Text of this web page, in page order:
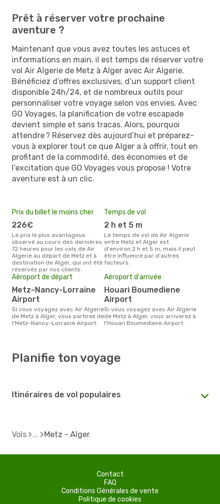
Prêt à réserver votre prochaine
aventure ?
Maintenant que vous avez toutes les astuces et
informations en main, il est temps de réserver votre
vol Air Algerie de Metz à Alger avec Air Algerie.
Bénéficiez d’offres exclusives, d’un support client
disponible 24h/24, et de nombreux outils pour
personnaliser votre voyage selon vos envies. Avec
GO Voyages, la planification de votre escapade
devient simple et sans tracas. Alors, pourquoi
attendre ? Réservez dès aujourd’hui et préparez-
vous à explorer tout ce que Alger a à offrir, tout en
profitant de la commodité, des économies et de
l’excitation que GO Voyages vous propose ! Votre
aventure est à un clic.
Prix du billet le moins cher
226€
Le prix le plus avantageux
observé au cours des dernières
72 heures pour les vols de Air
Algerie au départ de Metz et à
destination de Alger, qui ont été
réservés par nos clients.
Temps de vol
2 h et 5 m
Le temps de vol de Air Algerie
entre Metz et Alger est
d'environ 2 h et 5 m, mais il peut
être influencé par d'autres
facteurs.
Aéroport de départ
Metz-Nancy-Lorraine
Airport
Si vous voyagez avec Air Algerie
de Metz à Alger, vous partirez de
l'Metz-Nancy-Lorraine Airport.
Aéroport d'arrivée
Houari Boumediene
Airport
Si vous voyagez avec Air Algerie
de Metz à Alger, vous arriverez à
l'Houari Boumediene Airport.
Planifie ton voyage
Itinéraires de vol populaires
Vols Metz - Alger
Contact
FAQ
Conditions Générales de vente
Politique de cookies